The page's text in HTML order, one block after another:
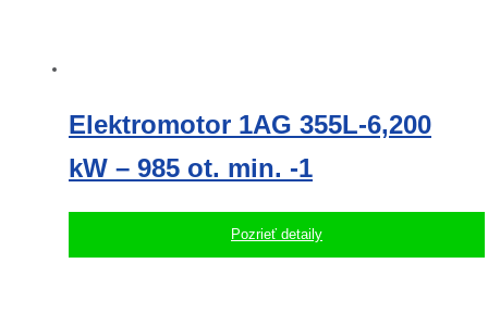
Elektromotor 1AG 355L-6,200
kW – 985 ot. min. -1
Pozrieť detaily